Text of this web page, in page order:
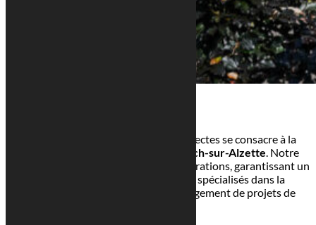
Depuis 1945, Georges Reuter Architectes se consacre à la
maison d’architecte à Esch-sur-Alzette . Notre
expertise se transmet depuis trois générations, garantissant un
savoir-faire unique. Nous sommes spécialisés dans la
conception, la rénovation et l’aménagement de projets de